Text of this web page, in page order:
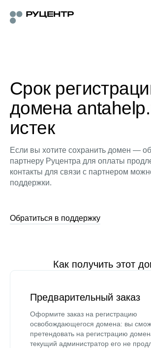
Срок
домена
истек
Если вы хотите сохранить домен —
партнеру Руцентра для оплаты
контакты для связи с партнером
поддержки.
Обратиться в поддержку
Как получить этот
Предварительный заказ
Оформите заказ на регистрацию
освобождающегося домена: вы
претендовать на регистрацию
текущий администратор его не